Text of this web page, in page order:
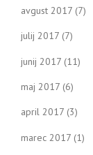
avgust 2017 (7)
julij 2017 (7)
junij 2017 (11)
maj 2017 (6)
april 2017 (3)
marec 2017 (1)